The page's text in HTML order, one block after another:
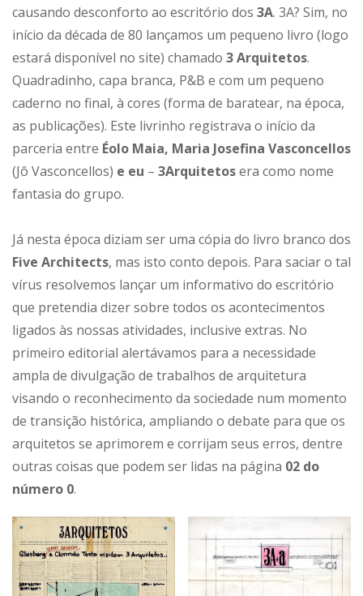
causando desconforto ao escritório dos 3A. 3A? Sim, no
início da década de 80 lançamos um pequeno livro (logo
estará disponível no site) chamado 3 Arquitetos.
Quadradinho, capa branca, P&B e com um pequeno
caderno no final, à cores (forma de baratear, na época,
as publicações). Este livrinho registrava o início da
parceria entre Éolo Maia, Maria Josefina Vasconcellos
(Jô Vasconcellos) e eu – 3Arquitetosera como nome
fantasia do grupo.
Já nesta época diziam ser uma cópia do livro branco dos
Five Architects, mas isto conto depois. Para saciar o tal
vírus resolvemos lançar um informativo do escritório
que pretendia dizer sobre todos os acontecimentos
ligados às nossas atividades, inclusive extras. No
primeiro editorial alertávamos para a necessidade
ampla de divulgação de trabalhos de arquitetura
visando o reconhecimento da sociedade num momento
de transição histórica, ampliando o debate para que os
arquitetos se aprimorem e corrijam seus erros, dentre
outras coisas que podem ser lidas na página 02 do
número 0.